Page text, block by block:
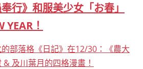
行》和服美少女「お春」
YEAR！
的部落格《日記》在12/30：《農大
及川葉月的四格漫畫！